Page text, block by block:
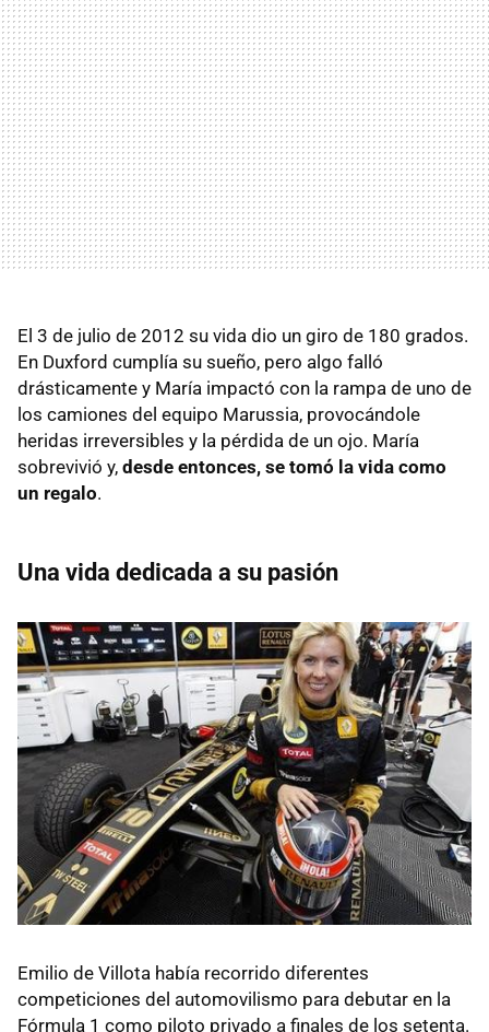
El 3 de julio de 2012 su vida dio un giro de 180 grados.
En Duxford cumplía su sueño, pero algo falló
drásticamente y María impactó con la rampa de uno de
los camiones del equipo Marussia, provocándole
heridas irreversibles y la pérdida de un ojo. María
sobrevivió y, desde entonces, se tomó la vida como
un regalo.
Una vida dedicada a su pasión
Emilio de Villota había recorrido diferentes
competiciones del automovilismo para debutar en la
Fórmula 1 como piloto privado a finales de los setenta.